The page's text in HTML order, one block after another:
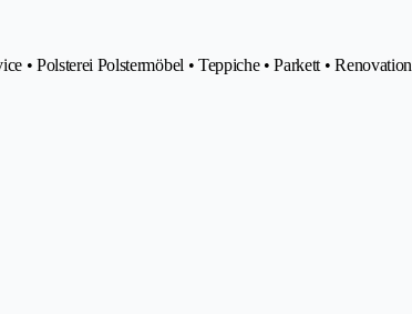
• Polsterei Polstermöbel • Teppiche • Parkett • Renovation